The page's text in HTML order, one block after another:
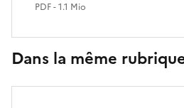
PDF - 1.1 Mio
Dans la même